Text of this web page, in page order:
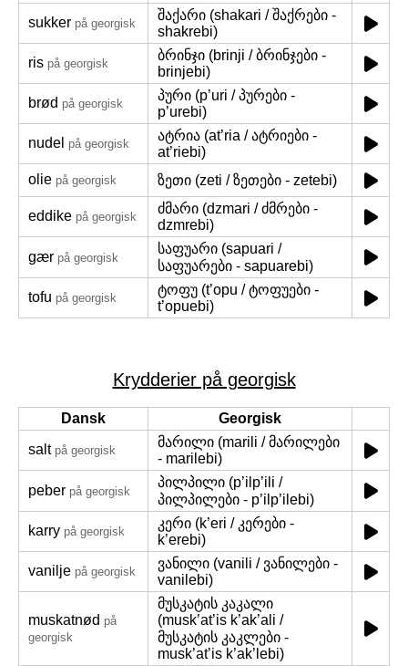
sukker på georgisk
შაქარი (shakari / შაქრები -
shakrebi)
ris på georgisk
ბრინჯი (brinji / ბრინჯები -
brinjebi)
brød på georgisk
პური (p’uri / პურები -
p’urebi)
nudel på georgisk
ატრია (at’ria / ატრიები -
at’riebi)
olie på georgisk ზეთი (zeti / ზეთები - zetebi)
eddike på georgisk
ძმარი (dzmari / ძმრები -
dzmrebi)
gær på georgisk
საფუარი (sapuari /
საფუარები - sapuarebi)
tofu på georgisk
ტოფუ (t’opu / ტოფუები -
t’opuebi)
Krydderier på georgisk
Dansk
Georgisk
salt på georgisk
მარილი (marili / მარილები
- marilebi)
peber på georgisk
პილპილი (p’ilp’ili /
პილპილები - p’ilp’ilebi)
karry på georgisk
კერი (k’eri / კერები -
k’erebi)
vanilje på georgisk
ვანილი (vanili / ვანილები -
vanilebi)
muskatnød på
georgisk
მუსკატის კაკალი
(musk’at’is k’ak’ali /
მუსკატის კაკლები -
musk’at’is k’ak’lebi)